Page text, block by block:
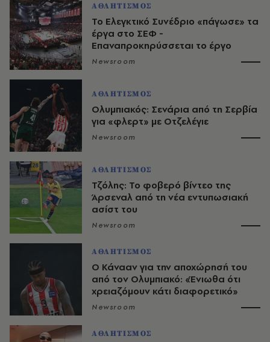
ΑΘΛΗΤΙΣΜΟΣ
Το Ελεγκτικό Συνέδριο «πάγωσε» τα
έργα στο ΣΕΦ -
Επαναπροκηρύσσεται το έργο
Newsroom
ΑΘΛΗΤΙΣΜΟΣ
Ολυμπιακός: Σενάρια από τη Σερβία
για «φλερτ» με Οτζελέγιε
Newsroom
ΑΘΛΗΤΙΣΜΟΣ
Τζόλης: Το φοβερό βίντεο της
Άρσεναλ από τη νέα εντυπωσιακή
ασίστ του
Newsroom
ΑΘΛΗΤΙΣΜΟΣ
Ο Κάνααν για την αποχώρησή του
από τον Ολυμπιακό: «Ένιωθα ότι
χρειαζόμουν κάτι διαφορετικό»
Newsroom
ΑΘΛΗΤΙΣΜΟΣ